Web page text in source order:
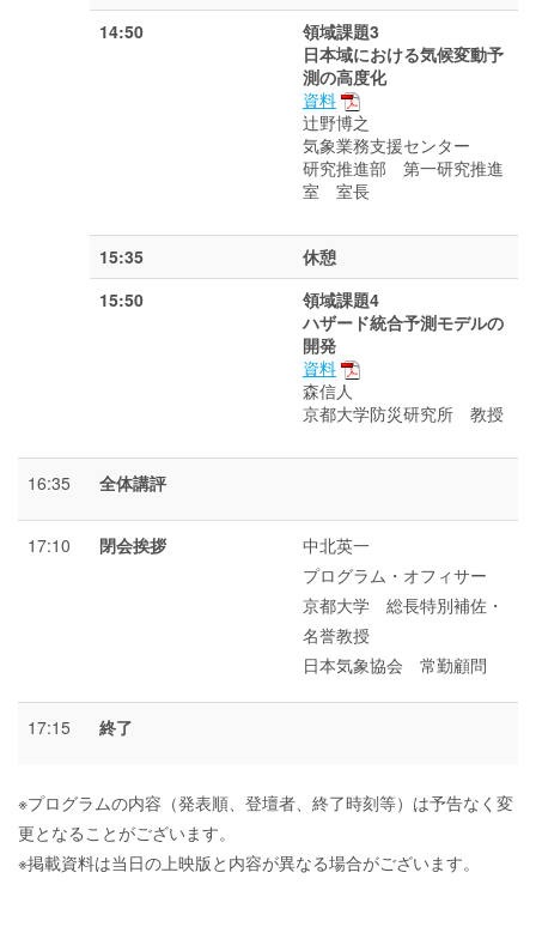
14:50
領域課題3
日本域における気候変動予
測の高度化
資料
辻野博之
気象業務支援センター
研究推進部 第一研究推進
室 室長
15:35
休憩
15:50
領域課題4
ハザード統合予測モデルの
開発
資料
森信人
京都大学防災研究所 教授
16:35 全体講評
17:10 閉会挨拶
中北英一
プログラム・オフィサー
京都大学 総長特別補佐・
名誉教授
日本気象協会 常勤顧問
17:15 終了
※プログラムの内容（発表順、登壇者、終了時刻等）は予告なく変
更となることがございます。
※掲載資料は当日の上映版と内容が異なる場合がございます。